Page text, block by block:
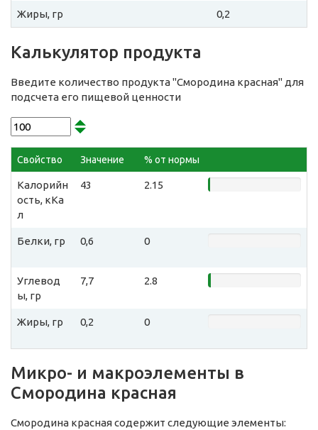
Жиры, гр 0,2
Калькулятор продукта
Введите количество продукта "Смородина красная" для
подсчета его пищевой ценности
Свойство Значение % от нормы
Калорийн
ость, кКа
л
43 2.15
Белки, гр 0,6 0
Углевод
ы, гр
7,7 2.8
Жиры, гр 0,2 0
Микро- и макроэлементы в
Смородина красная
Смородина красная содержит следующие элементы: